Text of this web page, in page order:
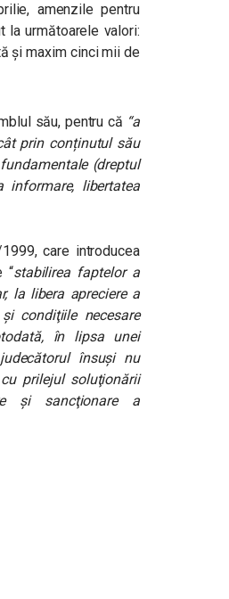
amenzile pentru
la următoarele valori:
și maxim cinci mii de
său, pentru că “a
prin conținutul său
(dreptul
libertatea
care introducea
“stabilirea faptelor a
la libera apreciere a
condiţiile necesare
în lipsa unei
însuşi nu
prilejul soluţionării
şi sancţionare a